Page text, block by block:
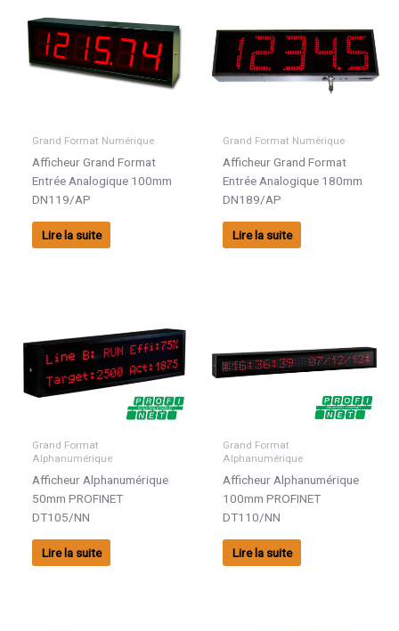
Grand Format Numérique
Afficheur Grand Format
Entrée Analogique 100mm
DN119/AP
Lire la suite
Grand Format Numérique
Afficheur Grand Format
Entrée Analogique 180mm
DN189/AP
Lire la suite
Grand Format
Alphanumérique
Afficheur Alphanumérique
50mm PROFINET
DT105/NN
Lire la suite
Grand Format
Alphanumérique
Afficheur Alphanumérique
100mm PROFINET
DT110/NN
Lire la suite